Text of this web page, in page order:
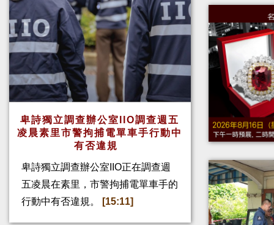
卑詩獨立調查辦公室IIO調查週五
凌晨素里市警拘捕電單車手行動中
有否違規
卑詩獨立調查辦公室IIO正在調查週
五凌晨在素里，市警拘捕電單車手的
行動中有否違規。
[15:11]